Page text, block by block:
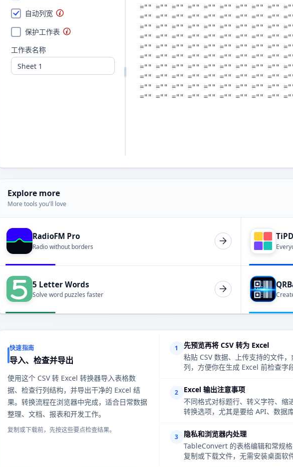
自动列宽
保护工作表
工作表名称
Explore more
More tools you'll love
RadioFM Pro
Radio without borders
5 Letter Words
Solve word puzzles faster
快速指南
导入、检查并导出
使用这个 CSV 转 Excel 转换器导入表格数
据、检查行列结构，并导出干净的 Excel 结
果。转换流程在浏览器中完成，适合日常数据
整理、文档、报表和开发工作。
复制或下载前，先按这些要点检查结果。
1
先预览再将 CSV 转为 Excel
粘贴 CSV 数据、上传支持的文件
列，方便你在生成 Excel 前检查字
2
Excel 输出注意事项
不同格式对标题行、转义字符、缩
转换选项，尤其是要给 API、数据
3
隐私和浏览器内处理
TableConvert 的表格编辑和常规
复制或下载文件，无需安装桌面软件